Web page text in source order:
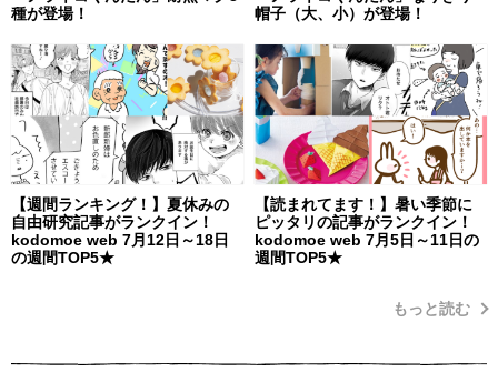
種が登場！
帽子（大、小）が登場！
【週間ランキング！】夏休みの
自由研究記事がランクイン！
kodomoe web 7月12日～18日
の週間TOP5★
【読まれてます！】暑い季節に
ピッタリの記事がランクイン！
kodomoe web 7月5日～11日の
週間TOP5★
もっと読む